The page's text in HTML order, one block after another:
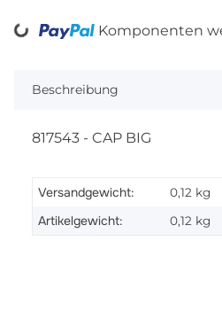
Loading... Komponenten
Beschreibung
817543 - CAP BIG
Versandgewicht: 0,12 kg
Artikelgewicht: 0,12 kg